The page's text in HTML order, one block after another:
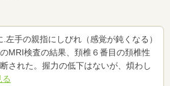
左手の親指にしびれ（感覚が鈍くなる）
MRI検査の結果、頚椎６番目の頚椎性
された。握力の低下はないが、煩わし
る